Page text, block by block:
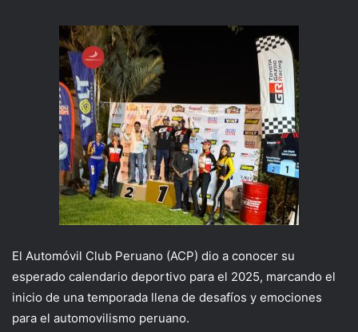
El Automóvil Club Peruano (ACP) dio a conocer su
esperado calendario deportivo para el 2025, marcando el
inicio de una temporada llena de desafíos y emociones
para el automovilismo peruano.